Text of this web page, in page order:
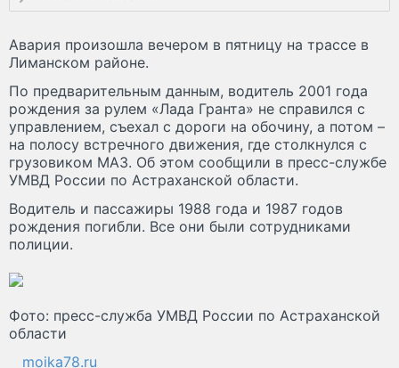
Авария произошла вечером в пятницу на трассе в
Лиманском районе.
По предварительным данным, водитель 2001 года
рождения за рулем «Лада Гранта» не справился с
управлением, съехал с дороги на обочину, а потом –
на полосу встречного движения, где столкнулся с
грузовиком МАЗ. Об этом сообщили в пресс-службе
УМВД России по Астраханской области.
Водитель и пассажиры 1988 года и 1987 годов
рождения погибли. Все они были сотрудниками
полиции.
Фото: пресс-служба УМВД России по Астраханской
области
moika78.ru